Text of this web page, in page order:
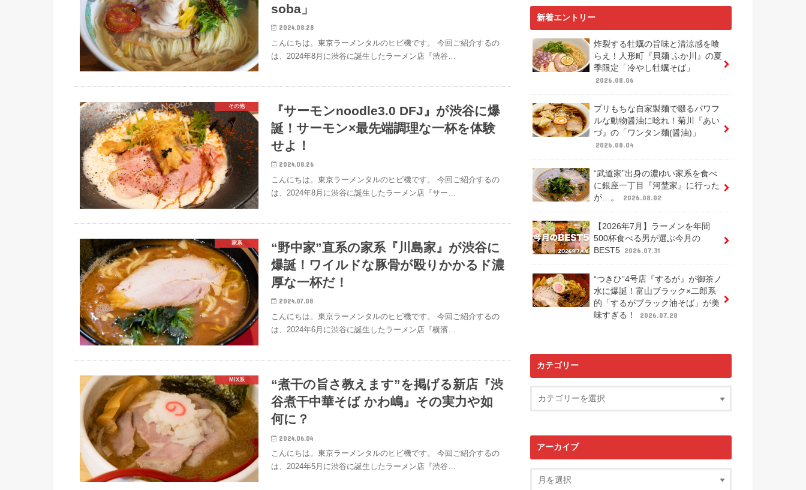
soba」
2024.08.28
こんにちは。東京ラーメンタルのヒビ機です。 今回ご紹介するの
は、2024年8月に渋谷に誕生したラーメン店『渋谷…
その他
『サーモンnoodle3.0 DFJ』が渋谷に爆
誕！サーモン×最先端調理な一杯を体験
せよ！
2024.08.26
こんにちは。東京ラーメンタルのヒビ機です。 今回ご紹介するの
は、2024年8月に渋谷に誕生したラーメン店『サー…
家系
“野中家”直系の家系『川島家』が渋谷に
爆誕！ワイルドな豚骨が殴りかかるド濃
厚な一杯だ！
2024.07.08
こんにちは。東京ラーメンタルのヒビ機です。 今回ご紹介するの
は、2024年6月に渋谷に誕生したラーメン店『横濱…
MIX系
“煮干の旨さ教えます”を掲げる新店『渋
谷煮干中華そば かわ嶋』その実力や如
何に？
2024.06.04
こんにちは。東京ラーメンタルのヒビ機です。 今回ご紹介するの
は、2024年5月に渋谷に誕生したラーメン店『渋谷…
新着エントリー
炸裂する牡蠣の旨味と清涼感を喰
らえ！人形町『貝麺 ふか川』の夏
季限定「冷やし牡蠣そば」
2026.08.06
プリもちな自家製麺で啜るパワフ
ルな動物醤油に唸れ！菊川『あい
づ』の「ワンタン麺(醤油)」
2026.08.04
“武道家”出身の濃ゆい家系を食べ
に銀座一丁目『河埜家』に行った
が…。
2026.08.02
【2026年7月】ラーメンを年間
500杯食べる男が選ぶ今月の
BEST5 2026.07.31
“つきひ”4号店『するが』が御茶ノ
水に爆誕！富山ブラック×二郎系
的「するがブラック油そば」が美
味すぎる！
2026.07.28
カテゴリー
アーカイブ